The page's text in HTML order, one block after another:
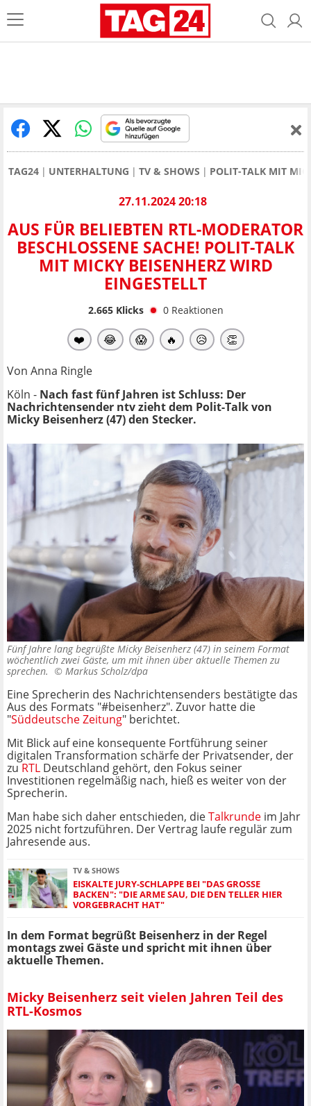
TAG24 UNTERHALTUNG TV & SHOWS POLIT-TALK MIT
27.11.2024 20:18
AUS FÜR BELIEBTEN RTL-MODERATOR
BESCHLOSSENE SACHE! POLIT-TALK
MIT MICKY BEISENHERZ WIRD
EINGESTELLT
2.665Klicks 0 Reaktionen
❤️ 😂 😱 🔥 😥 👏
Von Anna Ringle
Köln - Nach fast fünf Jahren ist Schluss: Der
Nachrichtensender ntv zieht dem Polit-Talk von
Micky Beisenherz (47) den Stecker.
Fünf Jahre lang begrüßte Micky Beisenherz (47) in seinem Format
wöchentlich zwei Gäste, um mit ihnen über aktuelle Themen zu
sprechen. © Markus Scholz/dpa
Eine Sprecherin des Nachrichtensenders bestätigte das
Aus des Formats "#beisenherz". Zuvor hatte die
"Süddeutsche Zeitung" berichtet.
Mit Blick auf eine konsequente Fortführung seiner
digitalen Transformation schärfe der Privatsender, der
zu RTL Deutschland gehört, den Fokus seiner
Investitionen regelmäßig nach, hieß es weiter von der
Sprecherin.
Man habe sich daher entschieden, dieTalkrunde im Jahr
2025 nicht fortzuführen. Der Vertrag laufe regulär zum
Jahresende aus.
TV & SHOWS
EISKALTE JURY-SCHLAPPE BEI "DAS GROSSE B
ACKEN": "DIE ARME SAU, DIE DEN TELLER HIER V
ORGEBRACHT HAT"
In dem Format begrüßt Beisenherz in der Regel
montags zwei Gäste und spricht mit ihnen über
aktuelle Themen.
Micky Beisenherz seit vielen Jahren Teil des
RTL-Kosmos